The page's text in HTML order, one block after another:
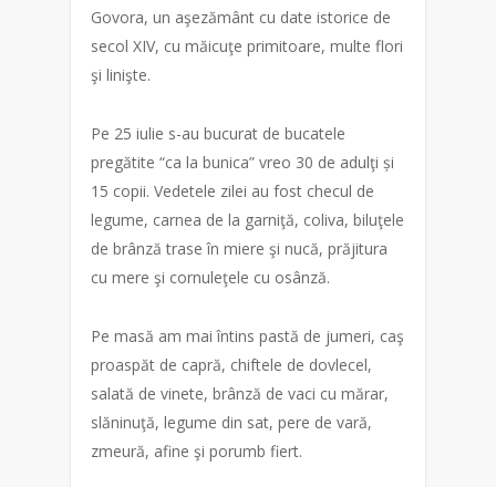
Govora, un aşezământ cu date istorice de
secol XIV, cu măicuţe primitoare, multe flori
şi linişte.
Pe 25 iulie s-au bucurat de bucatele
pregătite “ca la bunica” vreo 30 de adulţi și
15 copii. Vedetele zilei au fost checul de
legume, carnea de la garniţă, coliva, biluţele
de brânză trase în miere şi nucă, prăjitura
cu mere şi cornuleţele cu osânză.
Pe masă am mai întins pastă de jumeri, caş
proaspăt de capră, chiftele de dovlecel,
salată de vinete, brânză de vaci cu mărar,
slăninuţă, legume din sat, pere de vară,
zmeură, afine şi porumb fiert.